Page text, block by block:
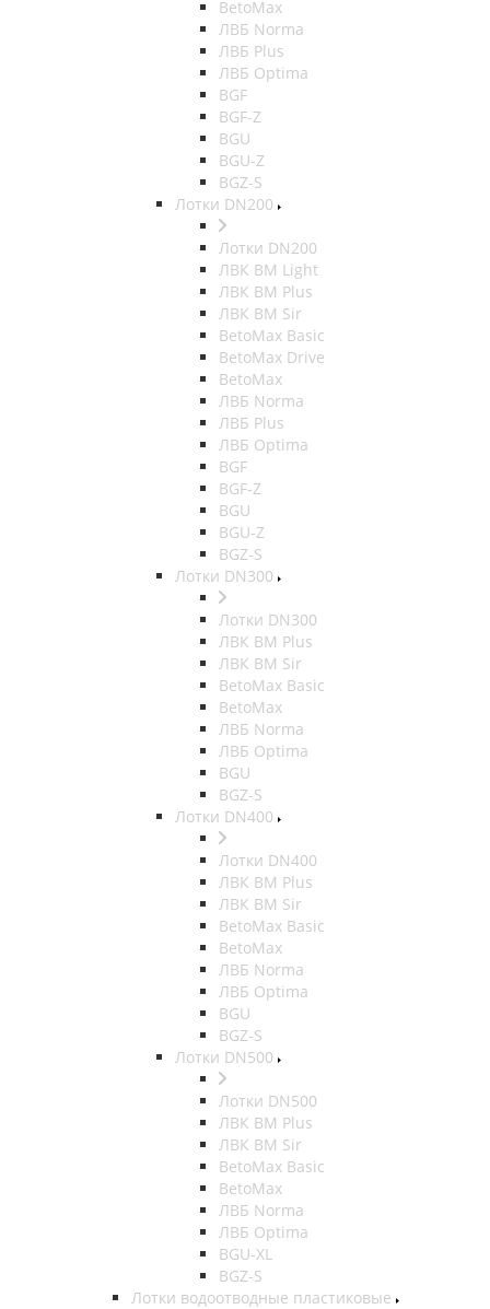
BetoMax
ЛВБ Norma
ЛВБ Plus
ЛВБ Optima
BGF
BGF-Z
BGU
BGU-Z
BGZ-S
Лотки DN200
Лотки DN200
ЛВК ВМ Light
ЛВК ВМ Plus
ЛВК ВМ Sir
BetoMax Basic
BetoMax Drive
BetoMax
ЛВБ Norma
ЛВБ Plus
ЛВБ Optima
BGF
BGF-Z
BGU
BGU-Z
BGZ-S
Лотки DN300
Лотки DN300
ЛВК ВМ Plus
ЛВК ВМ Sir
BetoMax Basic
BetoMax
ЛВБ Norma
ЛВБ Optima
BGU
BGZ-S
Лотки DN400
Лотки DN400
ЛВК ВМ Plus
ЛВК ВМ Sir
BetoMax Basic
BetoMax
ЛВБ Norma
ЛВБ Optima
BGU
BGZ-S
Лотки DN500
Лотки DN500
ЛВК ВМ Plus
ЛВК ВМ Sir
BetoMax Basic
BetoMax
ЛВБ Norma
ЛВБ Optima
BGU-XL
BGZ-S
Лотки водоотводные пластиковые